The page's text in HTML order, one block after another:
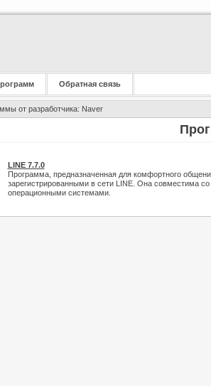
Обратная связь
от разработчика: Naver
LINE 7.7.0
Программа, предназначенная для комфортного
зарегистрированными в сети LINE. Она совместима
операционными системами.